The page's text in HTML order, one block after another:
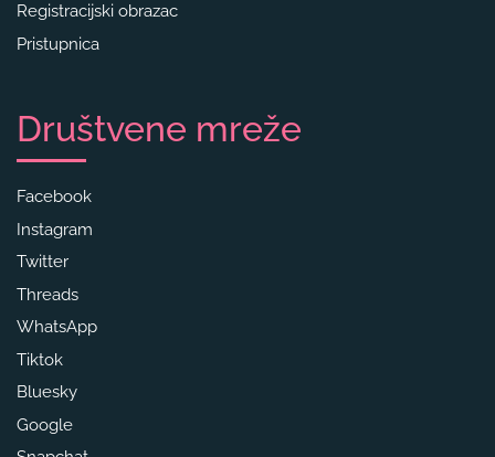
Registracijski obrazac
Pristupnica
Društvene mreže
Facebook
Instagram
Twitter
Threads
WhatsApp
Tiktok
Bluesky
Google